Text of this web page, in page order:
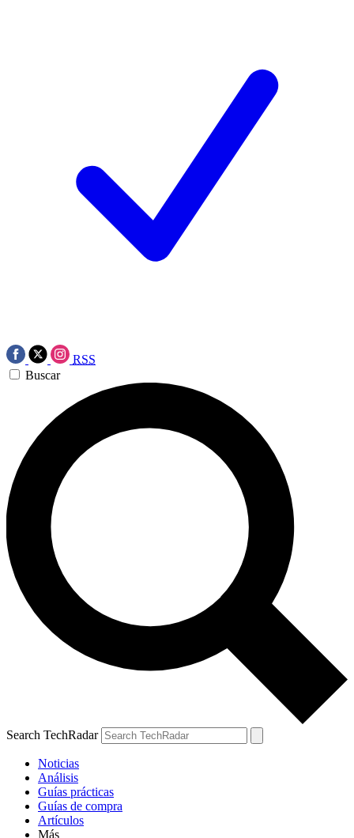
RSS
Buscar
Search TechRadar
Noticias
Análisis
Guías prácticas
Guías de compra
Artículos
Más